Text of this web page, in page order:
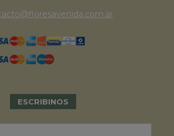
ESCRIBINOS